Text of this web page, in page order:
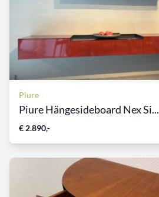
Piure
Piure Hängesideboard Nex Si...
€ 2.890,-